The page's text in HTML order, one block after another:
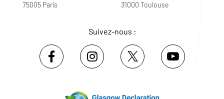
75005 Paris
31000 Toulouse
Suivez-nous :